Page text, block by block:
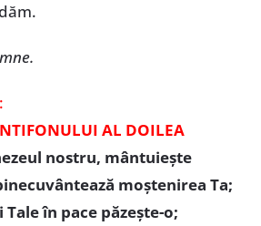
AL DOILEA
nostru, mântuieşte
moştenirea Ta;
în pace păzeşte-o;